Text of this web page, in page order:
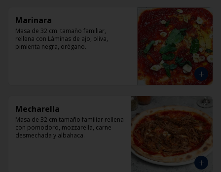
Marinara
Masa de 32 cm. tamaño familiar,
rellena con Láminas de ajo, oliva,
pimienta negra, orégano.
Mecharella
Masa de 32 cm tamaño familiar rellena
con pomodoro, mozzarella, carne
desmechada y albahaca.